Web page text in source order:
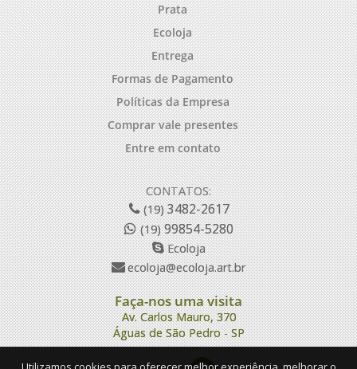
Prata
Ecoloja
Entrega
Formas de Pagamento
Políticas da Empresa
Comprar vale presentes
Entre em contato
CONTATOS:
(19)3482-2617
(19)99854-5280
Ecoloja
ecoloja@ecoloja.art.br
Faça-nos uma visita
Av. Carlos Mauro, 370
Águas de São Pedro - SP